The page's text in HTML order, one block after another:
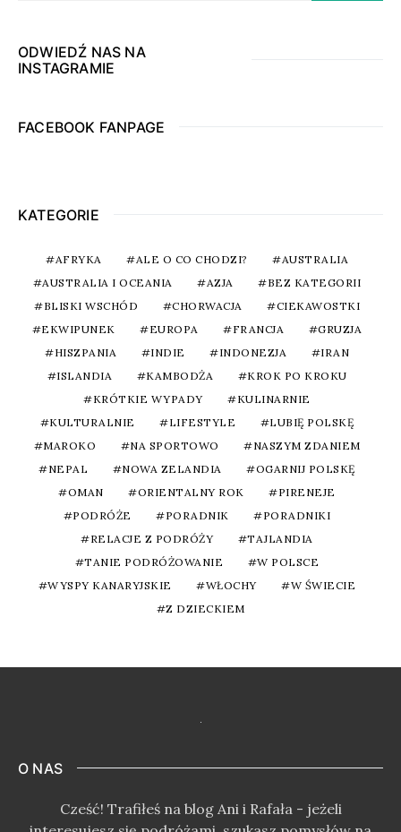
ODWIEDŹ NAS NA
INSTAGRAMIE
FACEBOOK FANPAGE
KATEGORIE
AFRYKA ALE O CO CHODZI?
AUSTRALIA
AUSTRALIA I OCEANIA
AZJA
BEZ KATEGORII
BLISKI WSCHÓD
CHORWACJA
CIEKAWOSTKI
EKWIPUNEK
EUROPA FRANCJA
GRUZJA
HISZPANIA
INDIE INDONEZJA
IRAN
ISLANDIA
KAMBODŻA
KROK PO KROKU
KRÓTKIE WYPADY
KULINARNIE
KULTURALNIE
LIFESTYLE
LUBIĘ POLSKĘ
MAROKO
NA SPORTOWO
NASZYM ZDANIEM
NEPAL
NOWA ZELANDIA
OGARNIJ POLSKĘ
OMAN
ORIENTALNY ROK
PIRENEJE
PODRÓŻE
PORADNIK
PORADNIKI
RELACJE Z PODRÓŻY
TAJLANDIA
TANIE PODRÓŻOWANIE
W POLSCE
WYSPY KANARYJSKIE
WŁOCHY
W ŚWIECIE
Z DZIECKIEM
O NAS
Cześć! Trafiłeś na blog Ani i Rafała - jeżeli